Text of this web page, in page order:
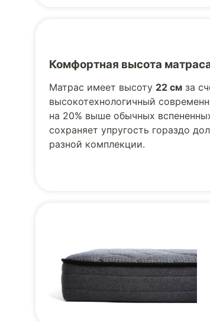
Комфортная высота
Матрас имеет высоту 22 см за
высокотехнологичный
на 20% выше обычных
сохраняет упругость гораздо
разной комплекции.